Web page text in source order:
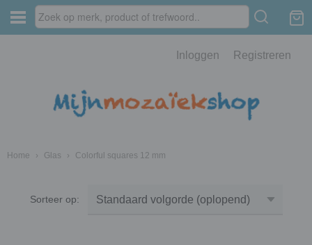
Inloggen Registreren
Home › Glas › Colorful squares 12 mm
Sorteer op: